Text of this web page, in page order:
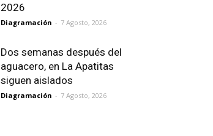
2026
Diagramación - 7 Agosto, 2026
Dos semanas después del
aguacero, en La Apatitas
siguen aislados
Diagramación - 7 Agosto, 2026